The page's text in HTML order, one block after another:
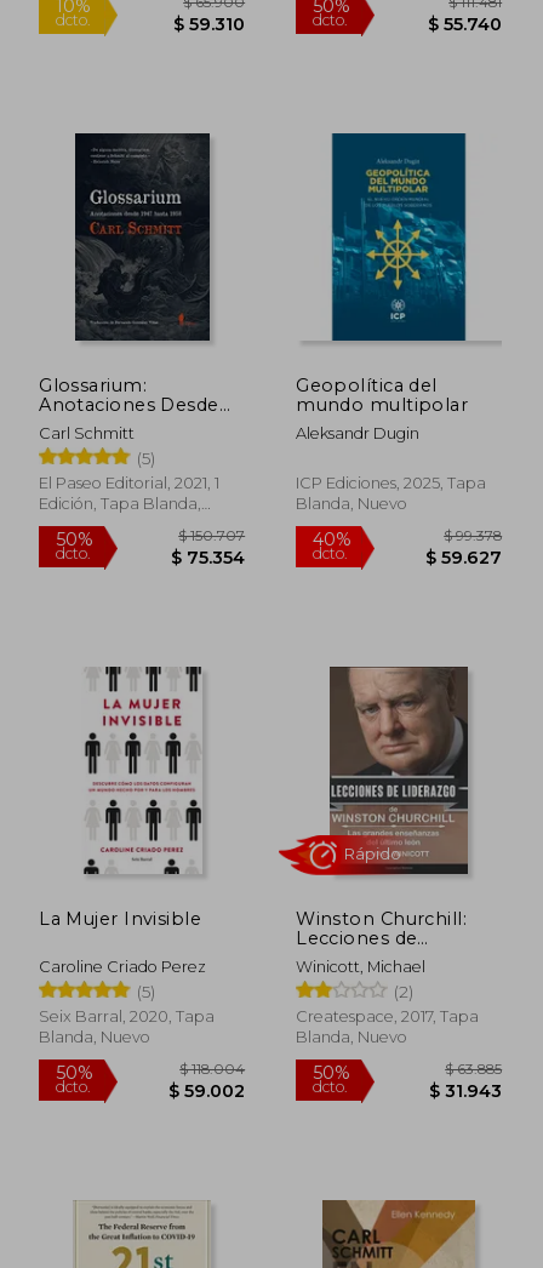
50%
dcto.
Glossarium:
Anotaciones Desde
1947 Hasta 1958
Carl Schmitt
(5)
El Paseo Editorial, 2021, 1
Edición, Tapa Blanda,
Nuevo
Geopolítica del
mundo multipolar
Aleksandr Dugin
ICP Ediciones, 2025, Tapa
Blanda, Nuevo
La Mujer Invisible
Caroline Criado Perez
(5)
Seix Barral, 2020, Tapa
Blanda, Nuevo
Winston Churchill:
Lecciones de
Liderazgo: Las
Grandes Enseñanzas
del Último León.
Winicott, Michael
(2)
Createspace, 2017, Tapa
Blanda, Nuevo